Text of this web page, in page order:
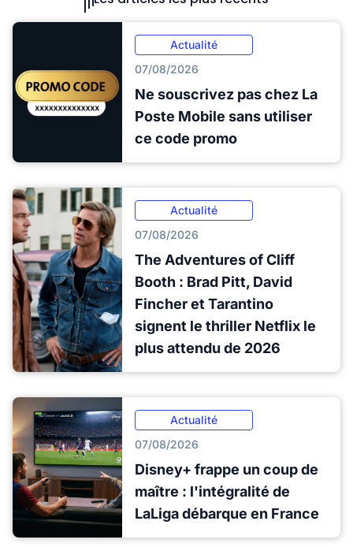
Actualité
07/08/2026
Ne souscrivez pas chez La
Poste Mobile sans utiliser
ce code promo
Actualité
07/08/2026
The Adventures of Cliff
Booth : Brad Pitt, David
Fincher et Tarantino
signent le thriller Netflix le
plus attendu de 2026
Actualité
07/08/2026
Disney+ frappe un coup de
maître : l'intégralité de
LaLiga débarque en France